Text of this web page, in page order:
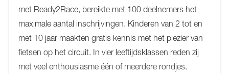
met Ready2Race, bereikte met 100 deelnemers het
maximale aantal inschrijvingen. Kinderen van 2 tot en
met 10 jaar maakten gratis kennis met het plezier van
fietsen op het circuit. In vier leeftijdsklassen reden zij
met veel enthousiasme één of meerdere rondjes.